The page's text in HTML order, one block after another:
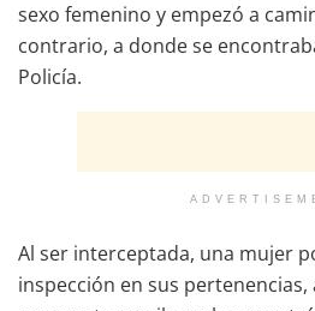
sexo femenino y empezó a
contrario, a donde se
Policía.
Al ser interceptada, una mujer
inspección en sus pertenencias,